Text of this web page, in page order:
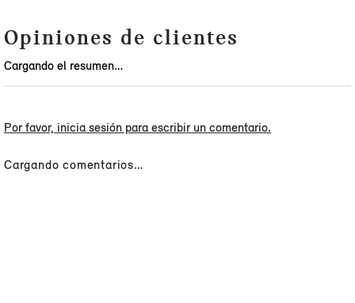
Opiniones de clientes
Cargando el resumen…
Por favor, inicia sesión para escribir un comentario.
Cargando comentarios…